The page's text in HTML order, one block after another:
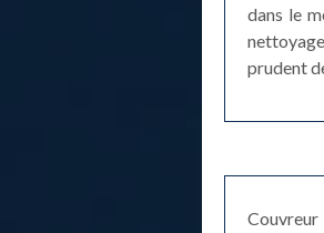
dans le
prudent